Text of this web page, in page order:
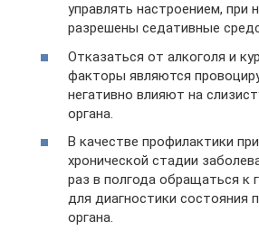
управлять настроением, при
разрешены седативные
Отказаться от алкоголя и
факторы являются
негативно влияют на
органа.
В качестве профилактики
хронической стадии
раз в полгода обращаться к
для диагностики состояния
органа.